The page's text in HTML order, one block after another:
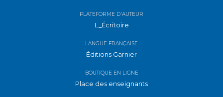
PLATEFORME D'AUTEUR
L_Écritoire
LANGUE FRANÇAISE
Éditions Garnier
BOUTIQUE EN LIGNE
Place des enseignants